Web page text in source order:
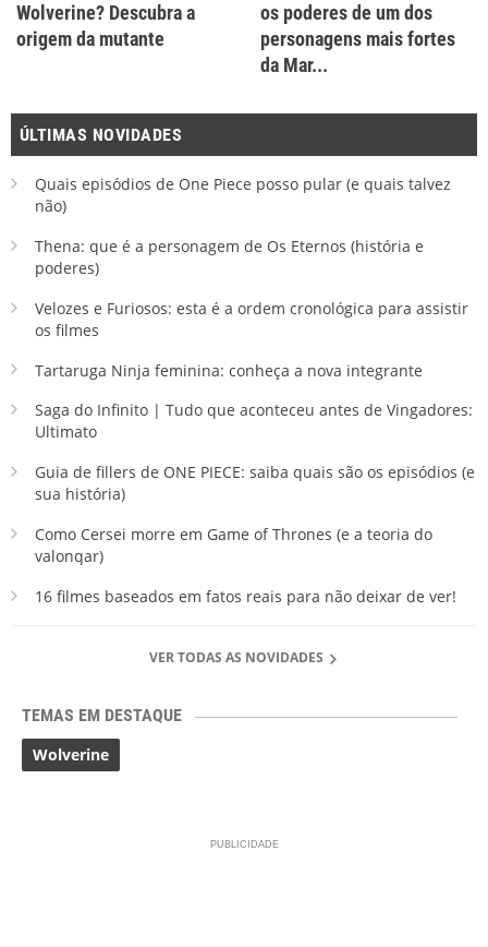
Wolverine? Descubra a
origem da mutante
os poderes de um dos
personagens mais fortes
da Mar...
ÚLTIMAS NOVIDADES
Quais episódios de One Piece posso pular (e quais talvez
não)
Thena: que é a personagem de Os Eternos (história e
poderes)
Velozes e Furiosos: esta é a ordem cronológica para assistir
os filmes
Tartaruga Ninja feminina: conheça a nova integrante
Saga do Infinito | Tudo que aconteceu antes de Vingadores:
Ultimato
Guia de fillers de ONE PIECE: saiba quais são os episódios (e
sua história)
Como Cersei morre em Game of Thrones (e a teoria do
valonqar)
16 filmes baseados em fatos reais para não deixar de ver!
VER TODAS AS NOVIDADES
TEMAS EM DESTAQUE
Wolverine